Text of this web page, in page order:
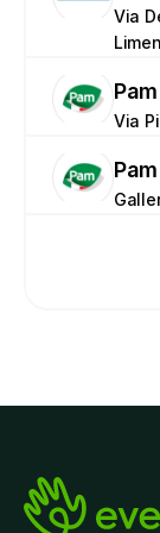
Via
Pam
Via
Pam